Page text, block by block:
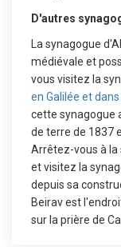
D'autres
La synagogue
médiévale et
vous visitez la
en Galilée et dans
cette synagogue
de terre de 1837
Arrêtez-vous à la
et visitez la
depuis sa
Beirav est
sur la prière de